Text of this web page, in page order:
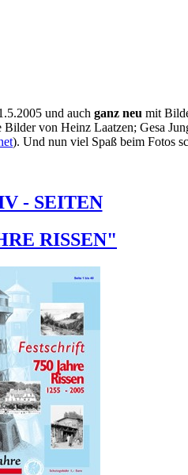
und auch ganz neu mit
von Heinz Laatzen; Gesa
). Und nun viel Spaß beim Fotos
- SEITEN
RISSEN"